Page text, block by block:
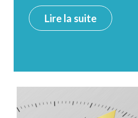
Lire la suite